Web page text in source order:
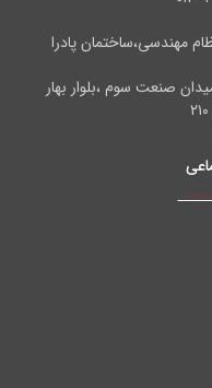
مهندسی،ساختمان پادرا
صنعت سوم ،بلوار بهار